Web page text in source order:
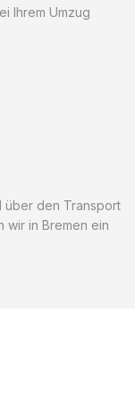
Ihrem Umzug
über den Transport
wir in Bremen ein